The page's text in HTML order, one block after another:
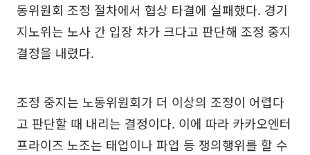
동위원회 조정 절차에서 협상 타결에 실패했다. 경기
지노위는 노사 간 입장 차가 크다고 판단해 조정 중지
결정을 내렸다.
조정 중지는 노동위원회가 더 이상의 조정이 어렵다
고 판단할 때 내리는 결정이다. 이에 따라 카카오엔터
프라이즈 노조는 태업이나 파업 등 쟁의행위를 할 수